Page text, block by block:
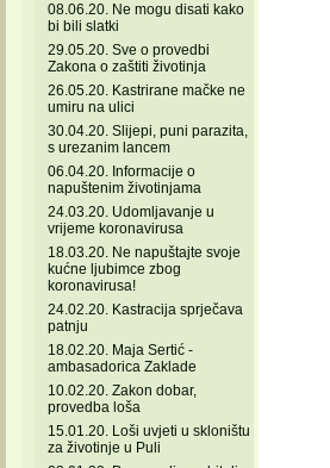
08.06.20. Ne mogu disati kako
bi bili slatki
29.05.20. Sve o provedbi
Zakona o zaštiti životinja
26.05.20. Kastrirane mačke ne
umiru na ulici
30.04.20. Slijepi, puni parazita,
s urezanim lancem
06.04.20. Informacije o
napuštenim životinjama
24.03.20. Udomljavanje u
vrijeme koronavirusa
18.03.20. Ne napuštajte svoje
kućne ljubimce zbog
koronavirusa!
24.02.20. Kastracija sprječava
patnju
18.02.20. Maja Sertić -
ambasadorica Zaklade
10.02.20. Zakon dobar,
provedba loša
15.01.20. Loši uvjeti u skloništu
za životinje u Puli